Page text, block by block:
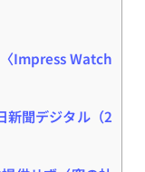
Impress Watch
新聞デジタル（2